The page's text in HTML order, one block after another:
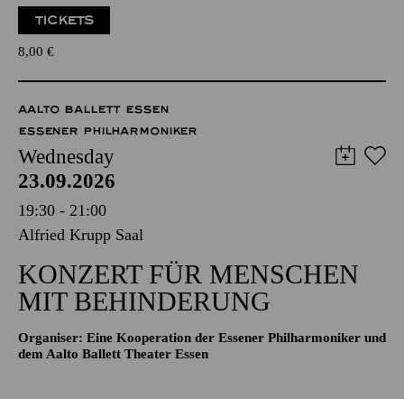
TICKETS
8,00 €
AALTO BALLETT ESSEN
ESSENER PHILHARMONIKER
Wednesday
23.09.2026
19:30 - 21:00
Alfried Krupp Saal
KONZERT FÜR MENSCHEN
MIT BEHINDERUNG
Organiser: Eine Kooperation der Essener Philharmoniker und
dem Aalto Ballett Theater Essen